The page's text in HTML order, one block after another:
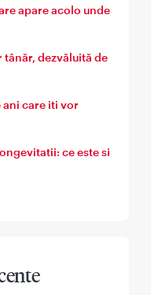
apare acolo unde
tânăr, dezvăluită de
ani care iti vor
ce este si